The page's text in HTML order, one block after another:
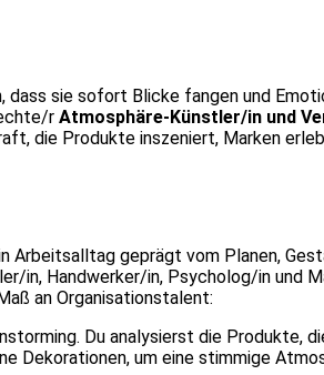
dass sie sofort Blicke fangen und
r Atmosphäre-Künstler/in und
die Produkte inszeniert, Marken
Arbeitsalltag geprägt vom Planen,
in, Handwerker/in, Psycholog/in und
an Organisationstalent:
Du analysierst die Produkte,
Dekorationen, um eine stimmige